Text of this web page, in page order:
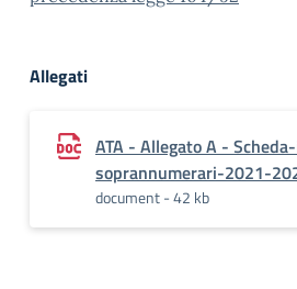
Allegati
ATA - Allegato A -
soprannumerari-2021-
document - 42 kb